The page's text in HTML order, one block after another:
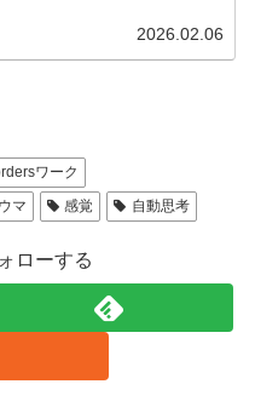
2026.02.06
ワーク
マ 感覚 自動思考
ローする